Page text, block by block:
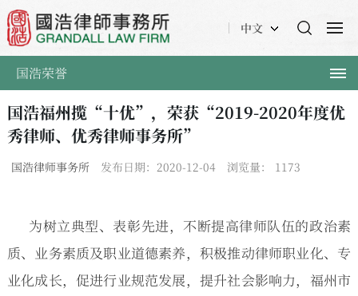
中文
国浩荣誉
国浩福州揽“十优”，荣获“2019-2020年度优
秀律师、优秀律师事务所”
国浩律师事务所 发布日期：2020-12-04 浏览量： 1173
为树立典型、表彰先进，不断提高律师队伍的政治素
质、业务素质及职业道德素养，积极推动律师职业化、专
业化成长，促进行业规范发展，提升社会影响力，福州市